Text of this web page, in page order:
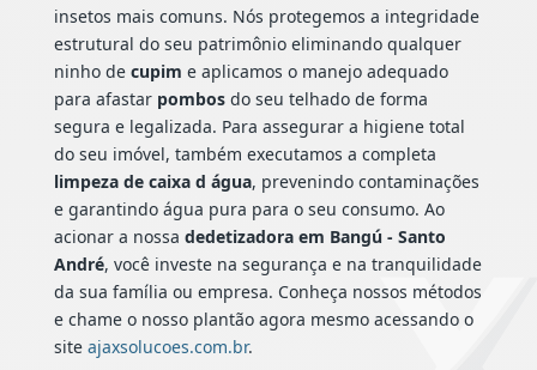
insetos mais comuns. Nós protegemos a integridade
estrutural do seu patrimônio eliminando qualquer
ninho de cupim e aplicamos o manejo adequado
para afastar pombosdo seu telhado de forma
segura e legalizada. Para assegurar a higiene total
do seu imóvel, também executamos a completa
limpeza de caixa d água, prevenindo contaminações
e garantindo água pura para o seu consumo. Ao
acionar a nossa dedetizadora em Bangú - Santo
André, você investe na segurança e na tranquilidade
da sua família ou empresa. Conheça nossos métodos
e chame o nosso plantão agora mesmo acessando o
site ajaxsolucoes.com.br.